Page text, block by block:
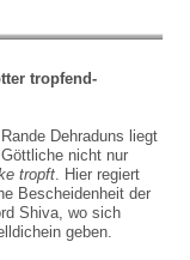
tter tropfend-
Dehraduns liegt
nicht nur
tropft. Hier regiert
Bescheidenheit der
Shiva, wo sich
geben.